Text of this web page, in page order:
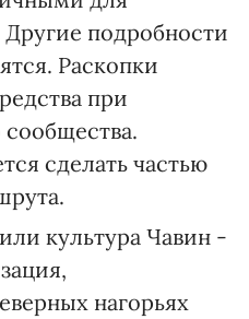
подробности
Раскопки
при
сделать частью
культура Чавин -
нагорьях